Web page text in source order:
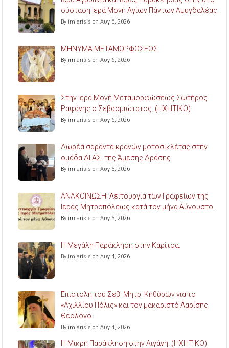
σύσταση Ιερά Μονή Αγίων Πάντων Αμυγδαλέας.
By imlarisis on Αυγ 6, 2026
ΜΗΝΥΜΑ ΜΕΤΑΜΟΡΦΩΣΕΩΣ
By imlarisis on Αυγ 6, 2026
Στην Ιερά Μονή Μεταμορφώσεως Σωτήρος
Ραψάνης ο Σεβασμιώτατος. (ΗΧΗΤΙΚΟ)
By imlarisis on Αυγ 6, 2026
Δωρέα σαράντα κρανών μοτοσικλέτας στην
ομάδα ΔΙ.ΑΣ. της Άμεσης Δράσης.
By imlarisis on Αυγ 5, 2026
ΑΝΑΚΟΙΝΩΣΗ: Λειτουργία των Γραφείων της
Ιεράς Μητροπόλεως κατά τον μήνα Αύγουστο.
By imlarisis on Αυγ 5, 2026
Η Μεγάλη Παράκληση στην Καρίτσα.
By imlarisis on Αυγ 4, 2026
Επιστολή του Σεβ. Μητρ. Κηθύρων για το
«Αχιλλίου Πόλις» και τον μακαριστό Λαρίσης
Θεολόγο.
By imlarisis on Αυγ 4, 2026
Η Μικρή Παράκληση στην Αιγάνη. (ΗΧΗΤΙΚΟ)